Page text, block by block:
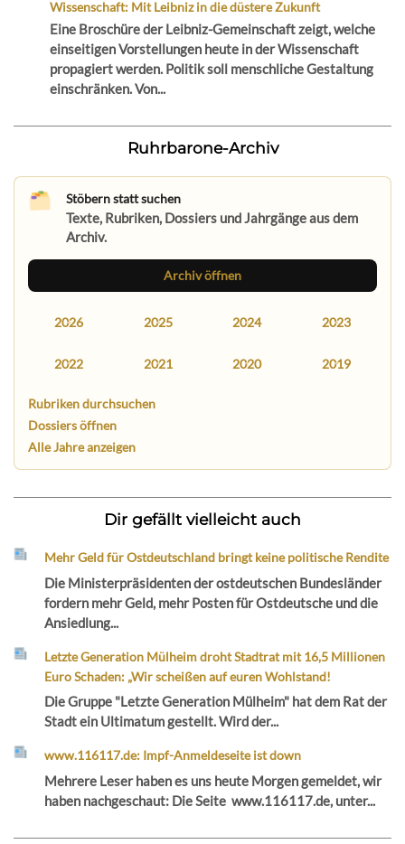
Wissenschaft: Mit Leibniz in die düstere Zukunft
Eine Broschüre der Leibniz-Gemeinschaft zeigt, welche
einseitigen Vorstellungen heute in der Wissenschaft
propagiert werden. Politik soll menschliche Gestaltung
einschränken. Von...
Ruhrbarone-Archiv
Stöbern statt suchen
Texte, Rubriken, Dossiers und Jahrgänge aus dem
Archiv.
Archiv öffnen
2026 2025 2024 2023
2022 2021 2020 2019
Rubriken durchsuchen
Dossiers öffnen
Alle Jahre anzeigen
Dir gefällt vielleicht auch
Mehr Geld für Ostdeutschland bringt keine politische Rendite
Die Ministerpräsidenten der ostdeutschen Bundesländer
fordern mehr Geld, mehr Posten für Ostdeutsche und die
Ansiedlung...
Letzte Generation Mülheim droht Stadtrat mit 16,5 Millionen
Euro Schaden: „Wir scheißen auf euren Wohlstand!
Die Gruppe "Letzte Generation Mülheim" hat dem Rat der
Stadt ein Ultimatum gestellt. Wird der...
www.116117.de: Impf-Anmeldeseite ist down
Mehrere Leser haben es uns heute Morgen gemeldet, wir
haben nachgeschaut: Die Seite www.116117.de, unter...